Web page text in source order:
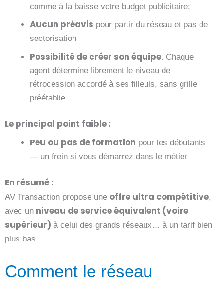
comme à la baisse votre budget publicitaire;
Aucun préavis pour partir du réseau et pas de
sectorisation
Possibilité de créer son équipe. Chaque
agent détermine librement le niveau de
rétrocession accordé à ses filleuls, sans grille
préétablie
Le principal point faible :
Peu ou pas de formation pour les débutants
— un frein si vous démarrez dans le métier
En résumé :
AV Transaction propose une offre ultra compétitive,
avec un niveau de service équivalent (voire
supérieur) à celui des grands réseaux… à un tarif bien
plus bas.
Comment le réseau